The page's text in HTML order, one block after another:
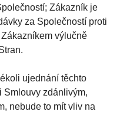
Zákazník je
za Společností proti
výlučně
ujednání těchto
Smlouvy zdánlivým,
nebude to mít vliv na